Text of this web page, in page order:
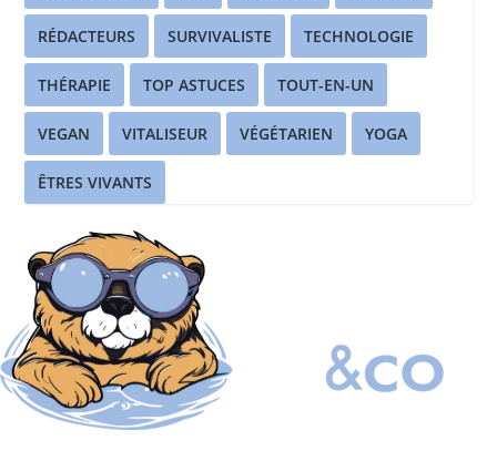
RÉDACTEURS SURVIVALISTE TECHNOLOGIE
THÉRAPIE TOP ASTUCES TOUT-EN-UN
VEGAN VITALISEUR VÉGÉTARIEN YOGA
ÊTRES VIVANTS